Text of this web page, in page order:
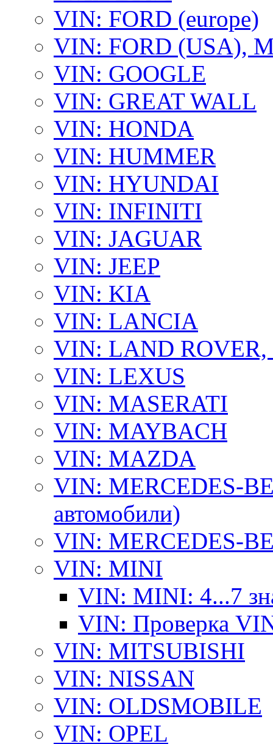
VIN: FORD (europe)
VIN: FORD (USA),
VIN: GOOGLE
VIN: GREAT WALL
VIN: HONDA
VIN: HUMMER
VIN: HYUNDAI
VIN: INFINITI
VIN: JAGUAR
VIN: JEEP
VIN: KIA
VIN: LANCIA
VIN: LAND ROVER,
VIN: LEXUS
VIN: MASERATI
VIN: MAYBACH
VIN: MAZDA
VIN: MERCEDES-
автомобили)
VIN: MERCEDES-
VIN: MINI
VIN: MINI: 4...7
VIN: Проверка
VIN: MITSUBISHI
VIN: NISSAN
VIN: OLDSMOBILE
VIN: OPEL